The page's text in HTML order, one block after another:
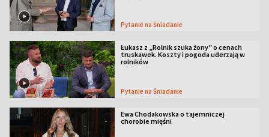
Pytanie na Śniadanie
Łukasz z „Rolnik szuka żony” o cenach
truskawek. Koszty i pogoda uderzają w
rolników
Pytanie na Śniadanie
Ewa Chodakowska o tajemniczej
chorobie mięśni